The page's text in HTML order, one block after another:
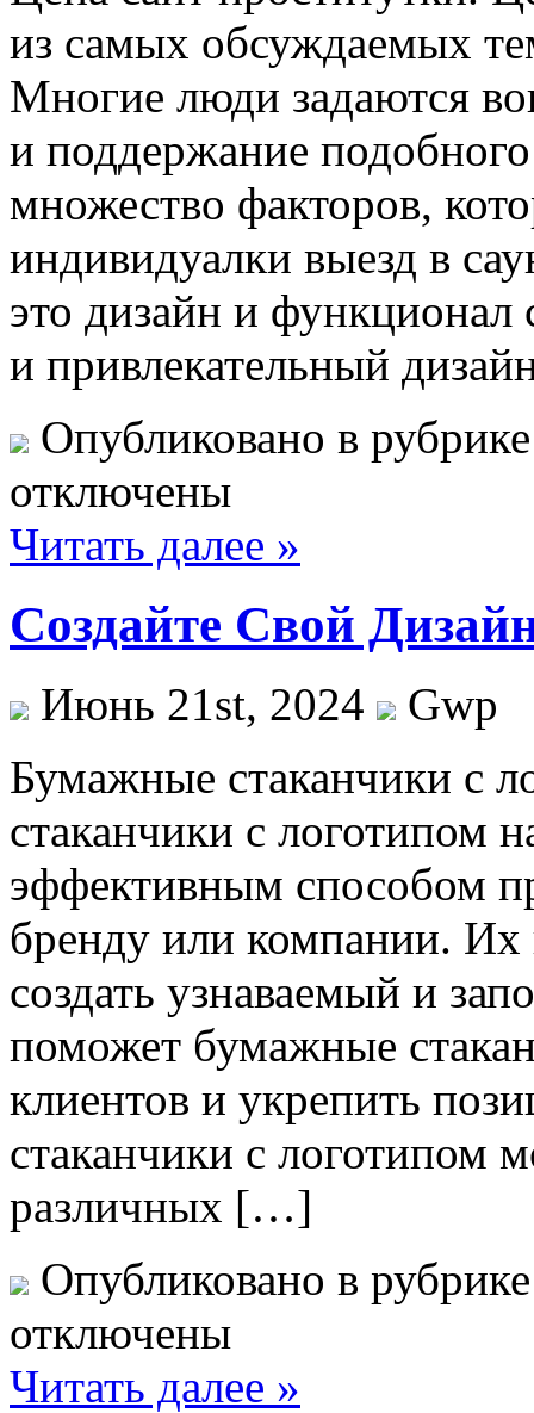
из самых обсуждаемых
Многие люди задаются
и поддержание
множество факторов,
индивидуалки выезд в
это дизайн и функционал
и привлекательный
Опубликовано в
отключены
Читать далее »
Создайте Свой
Июнь 21st, 2024
Gwp
Бумажные стаканчики с
стаканчики с логотипом
эффективным способом
бренду или компании. Их
создать узнаваемый и
поможет бумажные
клиентов и укрепить
стаканчики с логотипом
различных […]
Опубликовано в
отключены
Читать далее »